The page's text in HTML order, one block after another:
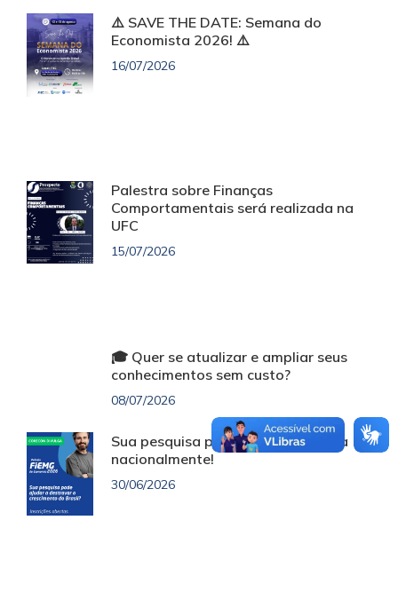
⚠️ SAVE THE DATE: Semana do
Economista 2026! ⚠️
16/07/2026
Palestra sobre Finanças
Comportamentais será realizada na
UFC
15/07/2026
🎓 Quer se atualizar e ampliar seus
conhecimentos sem custo?
08/07/2026
Sua pesquisa pode ser reconhecida
nacionalmente!
30/06/2026